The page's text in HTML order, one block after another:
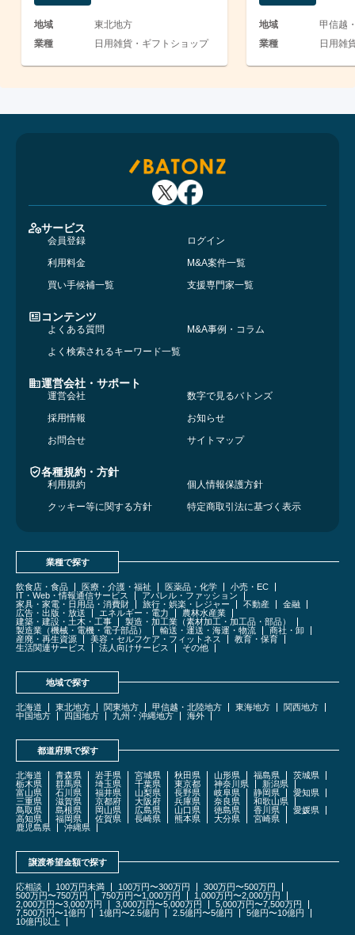
地域
東北地方
業種
日用雑貨・ギフトショップ
地域
甲信越
業種
日用雑
サービス
会員登録
ログイン
利用料金
M&A案件一覧
買い手候補一覧
支援専門家一覧
コンテンツ
よくある質問
M&A事例・コラム
よく検索されるキーワード一覧
運営会社・サポート
運営会社
数字で見るバトンズ
採用情報
お知らせ
お問合せ
サイトマップ
各種規約・方針
利用規約
個人情報保護方針
クッキー等に関する方針
特定商取引法に基づく表示
業種で探す
飲食店・食品 医療・介護・福祉 医薬品・化学
小売・EC
IT・Web・情報通信サービス
アパレル・ファッション
家具・家電・日用品・消費財
旅行・娯楽・レジャー 不動産
金融
広告・出版・放送
エネルギー・電力
農林水産業
建築・建設・土木・工事
製造・加工業（素材加工・加工品・部品）
製造業（機械・電機・電子部品）
輸送・運送・海運・物流
商社・卸
産廃・再生資源
美容・セルフケア・フィットネス
教育・保育
生活関連サービス
法人向けサービス その他
地域で探す
北海道 東北地方 関東地方 甲信越・北陸地方 東海地方
関西地方
中国地方
四国地方 九州・沖縄地方 海外
都道府県で探す
北海道 青森県 岩手県 宮城県 秋田県 山形県 福島県
茨城県
栃木県
群馬県 埼玉県 千葉県 東京都 神奈川県
新潟県
富山県
石川県 福井県 山梨県 長野県 岐阜県 静岡県
愛知県
三重県
滋賀県 京都府 大阪府 兵庫県 奈良県
和歌山県
鳥取県
島根県 岡山県 広島県 山口県 徳島県 香川県
愛媛県
高知県
福岡県 佐賀県 長崎県 熊本県 大分県
宮崎県
鹿児島県
沖縄県
譲渡希望金額で探す
応相談 100万円未満 100万円〜300万円
300万円〜500万円
500万円〜750万円
750万円〜1,000万円
1,000万円〜2,000万円
2,000万円〜3,000万円
3,000万円〜5,000万円
5,000万円〜7,500万円
7,500万円〜1億円
1億円〜2.5億円 2.5億円〜5億円
5億円〜10億円
10億円以上